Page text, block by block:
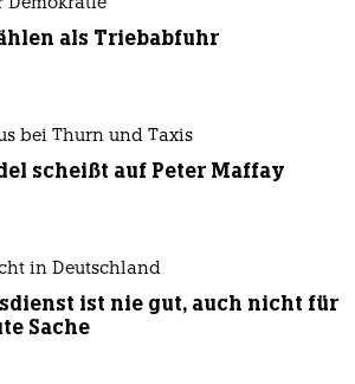
Demokratie
als Triebabfuhr
bei Thurn und Taxis
scheißt auf Peter Maffay
in Deutschland
ist nie gut, auch nicht für
Sache